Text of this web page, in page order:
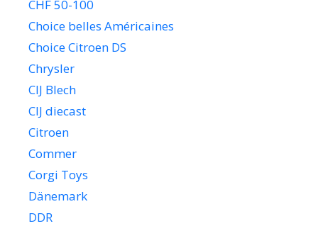
CHF 50-100
Choice belles Américaines
Choice Citroen DS
Chrysler
CIJ Blech
CIJ diecast
Citroen
Commer
Corgi Toys
Dänemark
DDR